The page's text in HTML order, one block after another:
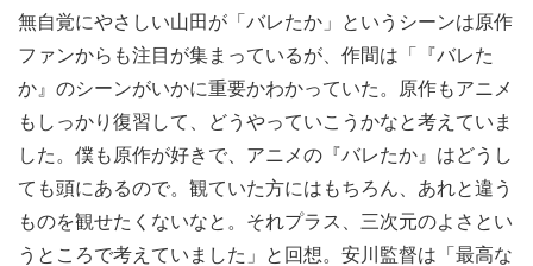
無自覚にやさしい山田が「バレたか」というシーンは原作
ファンからも注目が集まっているが、作間は「『バレた
か』のシーンがいかに重要かわかっていた。原作もアニメ
もしっかり復習して、どうやっていこうかなと考えていま
した。僕も原作が好きで、アニメの『バレたか』はどうし
ても頭にあるので。観ていた方にはもちろん、あれと違う
ものを観せたくないなと。それプラス、三次元のよさとい
うところで考えていました」と回想。安川監督は「最高な